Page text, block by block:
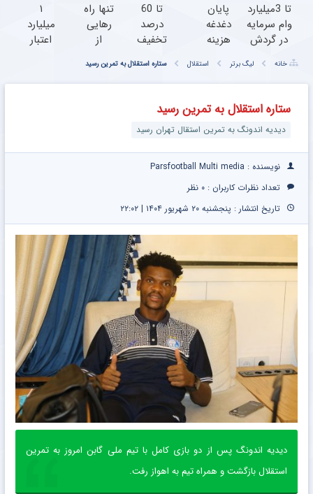
تا 3میلیارد
وام سرمایه
در گردش
=>
فروشگاهت
رو ثبت
کن
پایان
دغدغه
هزینه
دندان
پزشکی
با پک
سفید
کننده
تا 60
درصد
تخفیف
جین
وست +
قسط
تنها راه
رهایی
از
–
بدون
۱
میلیارد
اعتبار
بدون
خانه لیگ برتر استقلال ستاره استقلال به تمرین رسید
ستاره استقلال به تمرین رسید
دیدیه اندونگ به تمرین استقال تهران رسید
نویسنده : Parsfootball Multi media
تعداد نظرات کاربران : ۰ نظر
تاریخ انتشار : پنجشنبه ۲۰ شهریور ۱۴۰۴ | ۲۲:۰۲
دیدیه اندونگ پس از دو بازی کامل با تیم ملی گابن امروز به تمرین
استقلال بازگشت و همراه تیم‌ به اهواز رفت.